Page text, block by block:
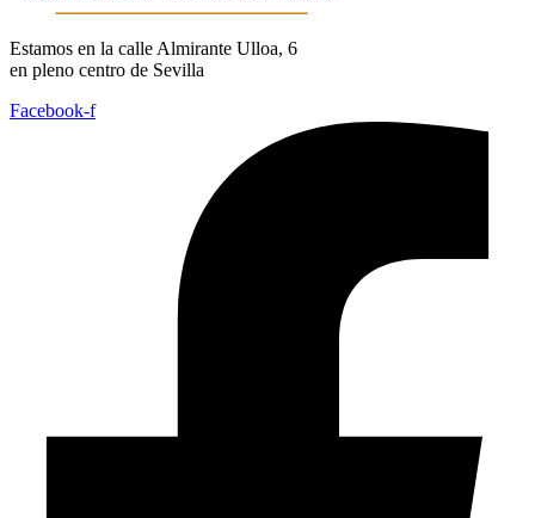
Estamos en la calle Almirante Ulloa, 6
en pleno centro de Sevilla
Facebook-f